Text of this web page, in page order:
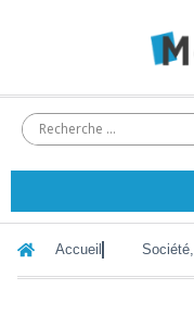
Accueil Société,